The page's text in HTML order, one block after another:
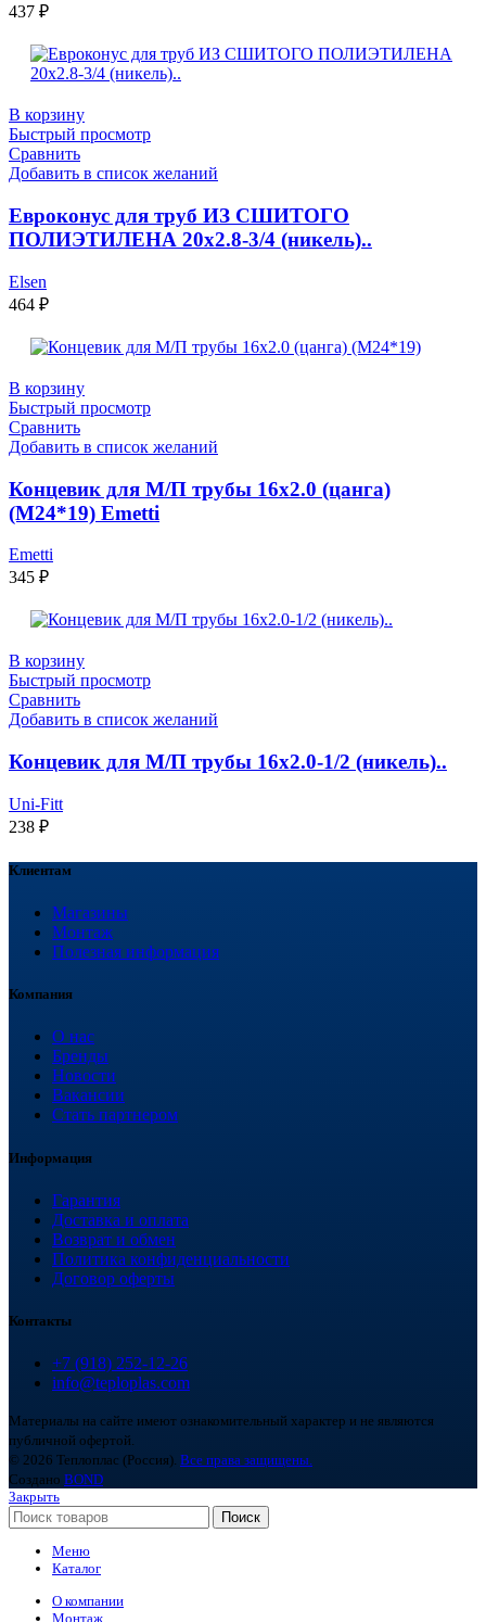
437 ₽
В корзину
Быстрый просмотр
Сравнить
Добавить в список желаний
Евроконус для труб ИЗ СШИТОГО
ПОЛИЭТИЛЕНА 20х2.8-3/4 (никель)..
Elsen
464 ₽
В корзину
Быстрый просмотр
Сравнить
Добавить в список желаний
Концевик для М/П трубы 16х2.0 (цанга)
(М24*19) Emetti
Emetti
345 ₽
В корзину
Быстрый просмотр
Сравнить
Добавить в список желаний
Концевик для М/П трубы 16х2.0-1/2 (никель)..
Uni-Fitt
238 ₽
Клиентам
Магазины
Монтаж
Полезная информация
Компания
О нас
Бренды
Новости
Вакансии
Стать партнером
Информация
Гарантия
Доставка и оплата
Возврат и обмен
Политика конфиденциальности
Договор оферты
Контакты
+7 (918) 252-12-26
info@teploplas.com
Материалы на сайте имеют ознакомительный характер и не являются
публичной офертой.
© 2026 Теплоплас (Россия). Все права защищены.
Создано BOND
Закрыть
Поиск
Меню
Каталог
О компании
Монтаж